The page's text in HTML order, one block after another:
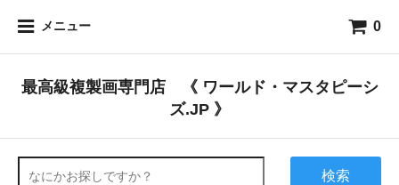
メニュー 0
最高級複製画専門店 《 ワールド・マスタピーシ
ズ.JP 》
検索